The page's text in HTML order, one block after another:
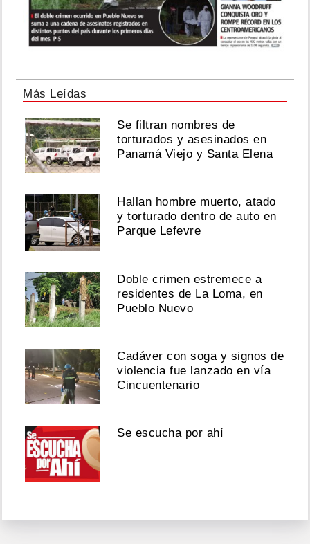
Más Leídas
Se filtran nombres de
torturados y asesinados en
Panamá Viejo y Santa Elena
Hallan hombre muerto, atado
y torturado dentro de auto en
Parque Lefevre
Doble crimen estremece a
residentes de La Loma, en
Pueblo Nuevo
Cadáver con soga y signos de
violencia fue lanzado en vía
Cincuentenario
Se escucha por ahí